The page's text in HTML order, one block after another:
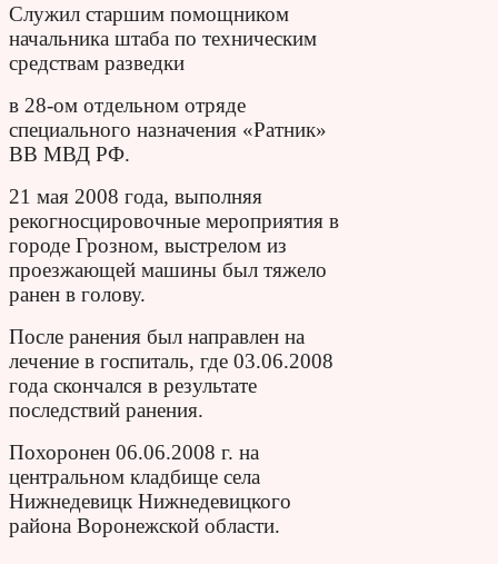
Служил старшим помощником
начальника штаба по техническим
средствам разведки
в 28-ом отдельном отряде
специального назначения «Ратник»
ВВ МВД РФ.
21 мая 2008 года, выполняя
рекогносцировочные мероприятия в
городе Грозном, выстрелом из
проезжающей машины был тяжело
ранен в голову.
После ранения был направлен на
лечение в госпиталь, где 03.06.2008
года скончался в результате
последствий ранения.
Похоронен 06.06.2008 г. на
центральном кладбище села
Нижнедевицк Нижнедевицкого
района Воронежской области.